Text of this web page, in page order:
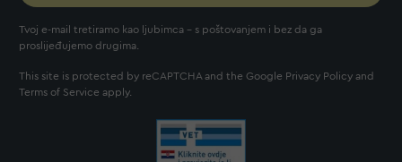
Tvoj e-mail tretiramo kao ljubimca - s poštovanjem i bez da ga
proslijeđujemo drugima.
This site is protected by reCAPTCHA and the Google Privacy Policy and
Terms of Service apply.